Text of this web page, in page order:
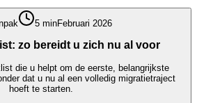
5 minFebruari 2026
zo bereidt u zich nu al voor
die u helpt om de eerste, belangrijkste
dat u nu al een volledig migratietraject
hoeft te starten.